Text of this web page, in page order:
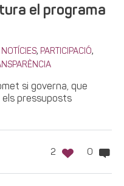
el programa
NOTÍCIES, PARTICIPACIÓ,
si governa, que
pressuposts
2 0